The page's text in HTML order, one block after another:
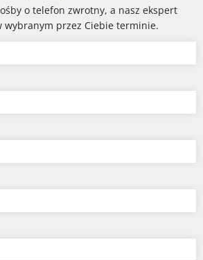
o telefon zwrotny, a nasz ekspert
wybranym przez Ciebie terminie.